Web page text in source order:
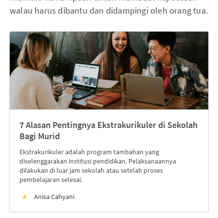
walau harus dibantu dan didampingi oleh orang tua.
7 Alasan Pentingnya Ekstrakurikuler di Sekolah
Bagi Murid
Ekstrakurikuler adalah program tambahan yang
diselenggarakan institusi pendidikan. Pelaksanaannya
dilakukan di luar jam sekolah atau setelah proses
pembelajaran selesai.
Anisa Cahyani